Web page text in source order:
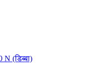
N (डिब्बा)